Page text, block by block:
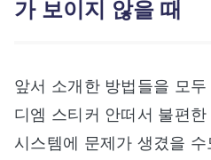
가 보이지 않을 때
앞서 소개한 방법들을 모
디엠 스티커 안떠서 불편
시스템에 문제가 생겼을